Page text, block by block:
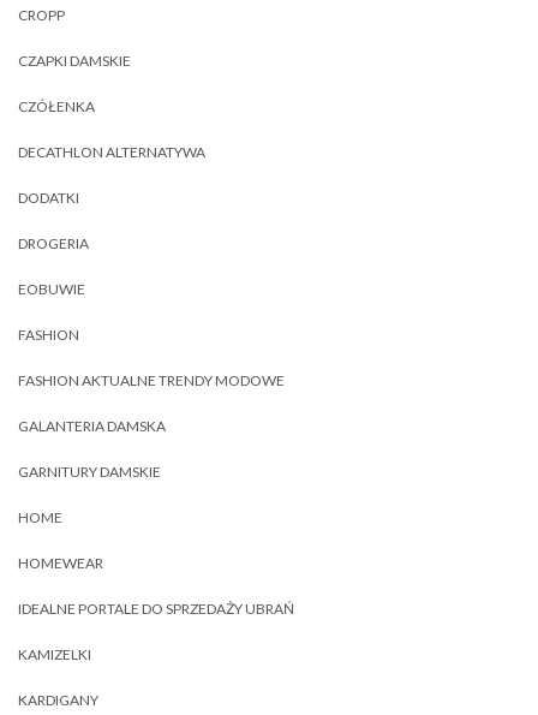
CROPP
CZAPKI DAMSKIE
CZÓŁENKA
DECATHLON ALTERNATYWA
DODATKI
DROGERIA
EOBUWIE
FASHION
FASHION AKTUALNE TRENDY MODOWE
GALANTERIA DAMSKA
GARNITURY DAMSKIE
HOME
HOMEWEAR
IDEALNE PORTALE DO SPRZEDAŻY UBRAŃ
KAMIZELKI
KARDIGANY